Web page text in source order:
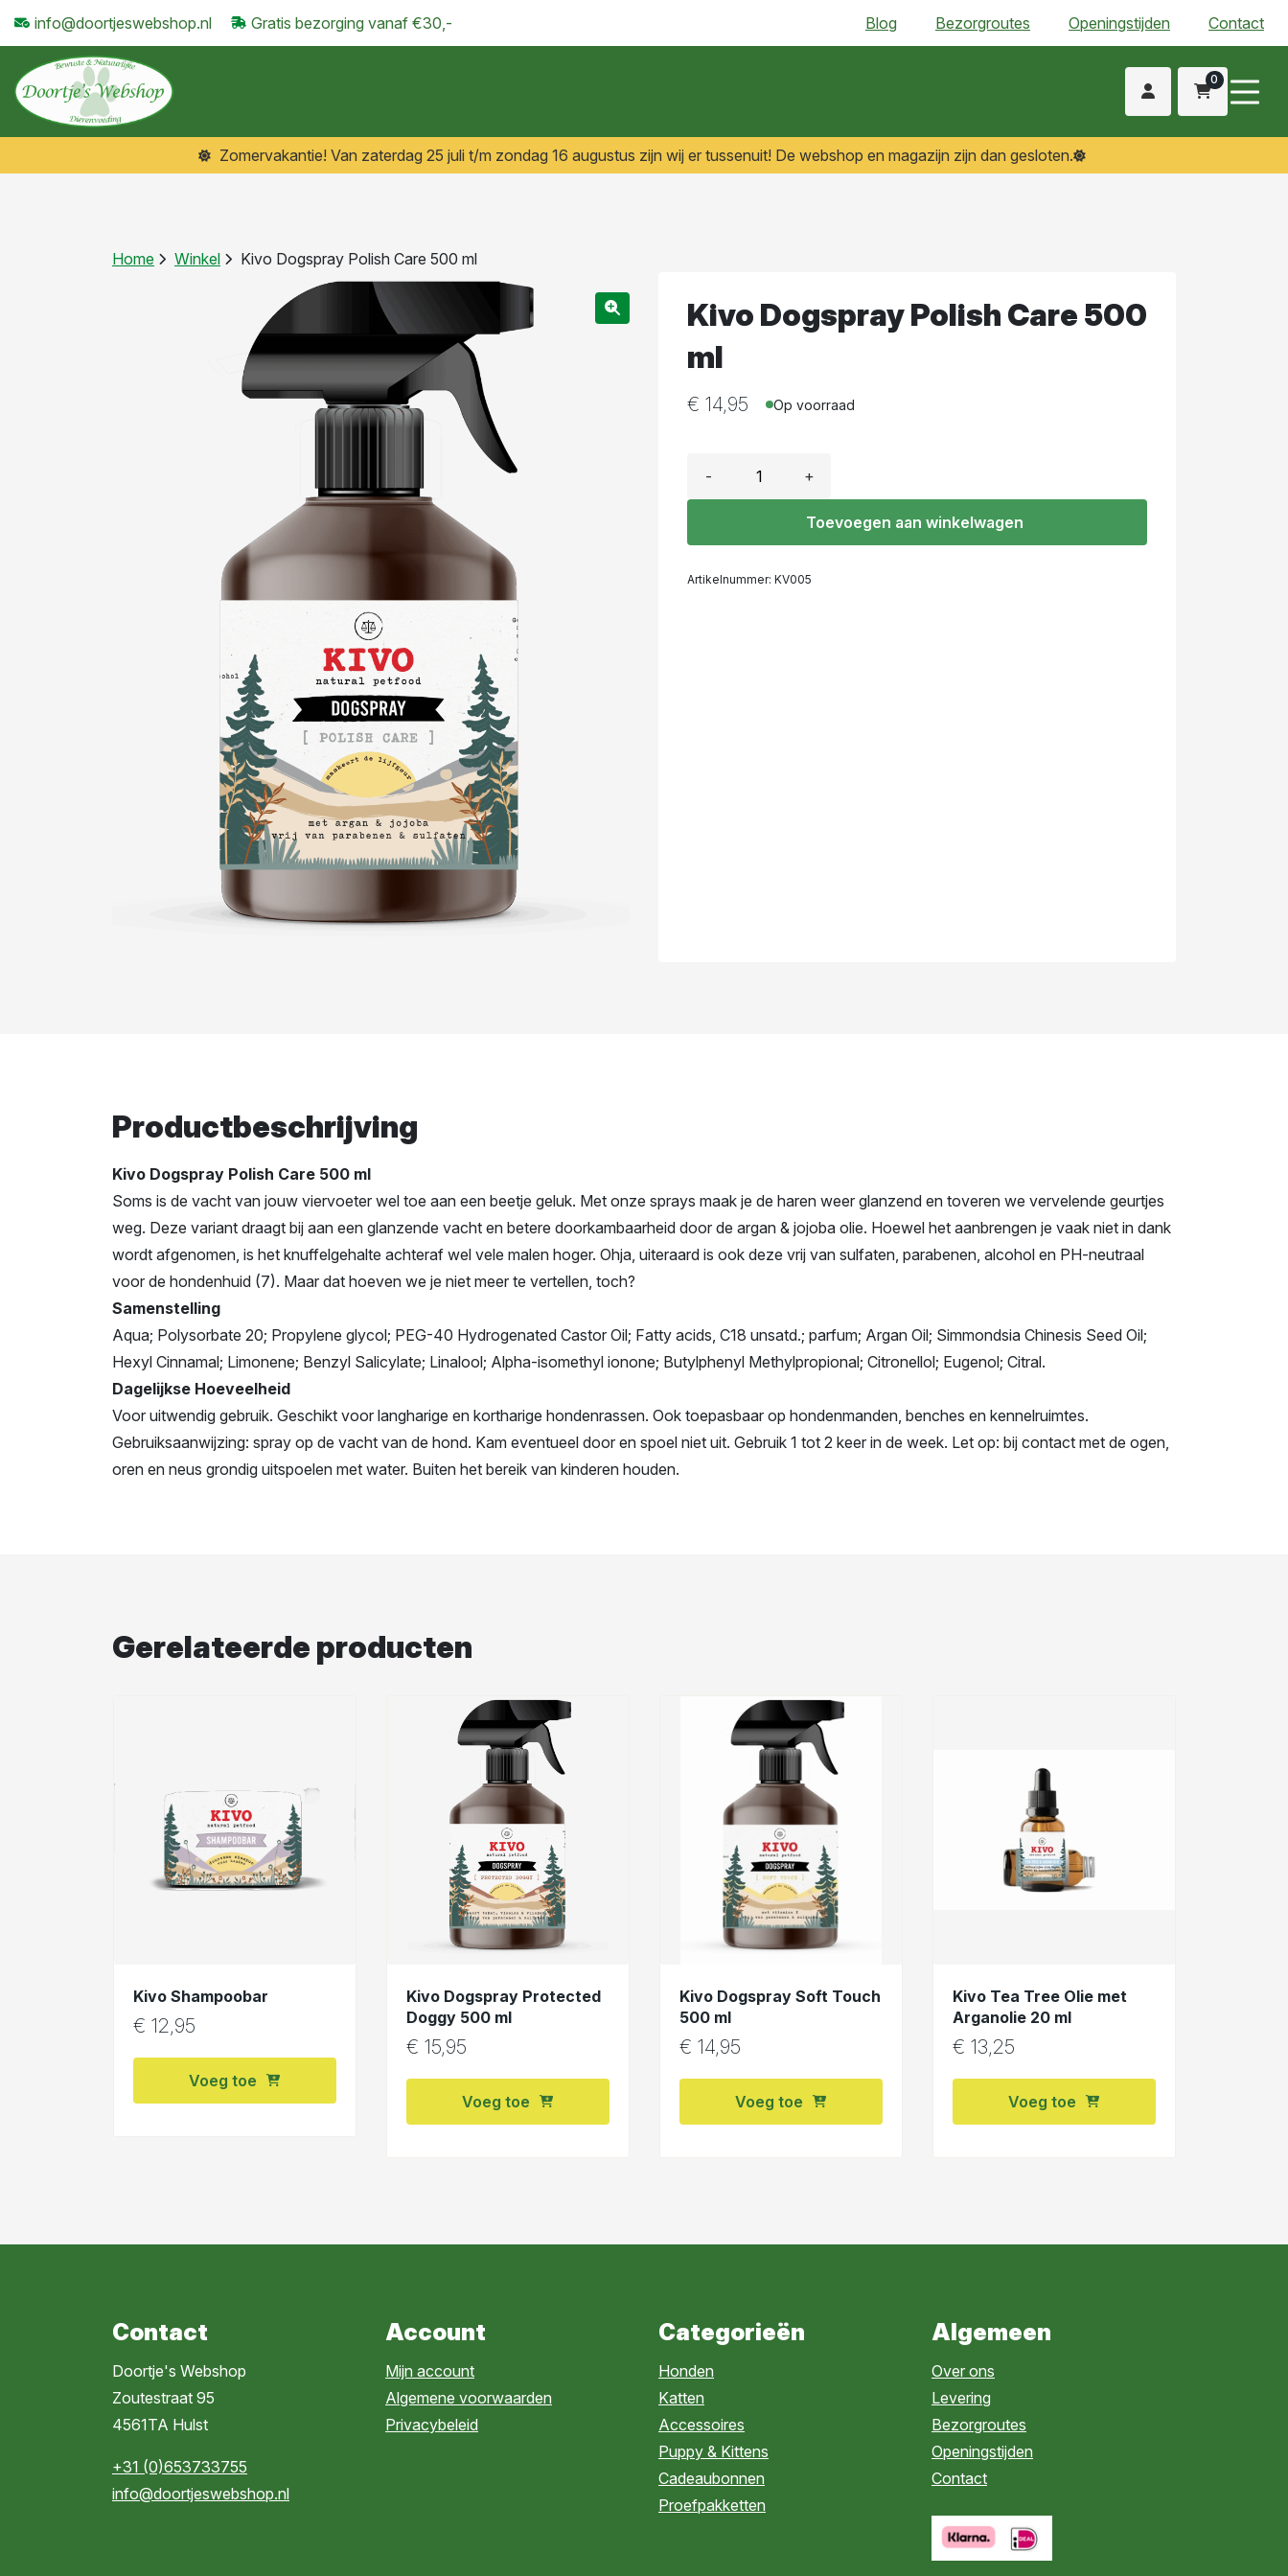
info@doortjeswebshop.nl Gratis bezorging vanaf €30,- Blog Bezorgroutes Openingstijden Contact
0
Zomervakantie! Van zaterdag 25 juli t/m zondag 16 augustus zijn wij er tussenuit! De webshop en magazijn zijn dan gesloten.
Home Winkel Kivo Dogspray Polish Care 500 ml
Kivo Dogspray Polish Care 500
ml
€ 14,95 Op voorraad
- +
Toevoegen aan winkelwagen
Artikelnummer: KV005
Productbeschrijving
Kivo Dogspray Polish Care 500 ml
Soms is de vacht van jouw viervoeter wel toe aan een beetje geluk. Met onze sprays maak je de haren weer glanzend en toveren we vervelende geurtjes
weg. Deze variant draagt bij aan een glanzende vacht en betere doorkambaarheid door de argan & jojoba olie. Hoewel het aanbrengen je vaak niet in dank
wordt afgenomen, is het knuffelgehalte achteraf wel vele malen hoger. Ohja, uiteraard is ook deze vrij van sulfaten, parabenen, alcohol en PH-neutraal
voor de hondenhuid (7). Maar dat hoeven we je niet meer te vertellen, toch?
Samenstelling
Aqua; Polysorbate 20; Propylene glycol; PEG-40 Hydrogenated Castor Oil; Fatty acids, C18 unsatd.; parfum; Argan Oil; Simmondsia Chinesis Seed Oil;
Hexyl Cinnamal; Limonene; Benzyl Salicylate; Linalool; Alpha-isomethyl ionone; Butylphenyl Methylpropional; Citronellol; Eugenol; Citral.
Dagelijkse Hoeveelheid
Voor uitwendig gebruik. Geschikt voor langharige en kortharige hondenrassen. Ook toepasbaar op hondenmanden, benches en kennelruimtes.
Gebruiksaanwijzing: spray op de vacht van de hond. Kam eventueel door en spoel niet uit. Gebruik 1 tot 2 keer in de week. Let op: bij contact met de ogen,
oren en neus grondig uitspoelen met water. Buiten het bereik van kinderen houden.
Gerelateerde producten
Kivo Shampoobar
€ 12,95
Voeg toe
Kivo Dogspray Protected
Doggy 500 ml
€ 15,95
Voeg toe
Kivo Dogspray Soft Touch
500 ml
€ 14,95
Voeg toe
Kivo Tea Tree Olie met
Arganolie 20 ml
€ 13,25
Voeg toe
Contact
Doortje's Webshop
Zoutestraat 95
4561TA Hulst
+31 (0)653733755
info@doortjeswebshop.nl
Account
Mijn account
Algemene voorwaarden
Privacybeleid
Categorieën
Honden
Katten
Accessoires
Puppy & Kittens
Cadeaubonnen
Proefpakketten
Algemeen
Over ons
Levering
Bezorgroutes
Openingstijden
Contact